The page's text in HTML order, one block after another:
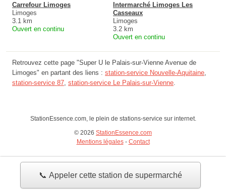
📞 Appeler cette station de supermarché
Carrefour Limoges
Limoges
3.1 km
Ouvert en continu
Intermarché Limoges Les
Casseaux
Limoges
3.2 km
Ouvert en continu
Retrouvez cette page "Super U le Palais-sur-Vienne Avenue de
Limoges" en partant des liens : station-service Nouvelle-Aquitaine
station-service 87 station-service Le Palais-sur-Vienne
StationEssence.com, le plein de stations-service sur internet.
© 2026 StationEssence.com
Mentions légales- Contact